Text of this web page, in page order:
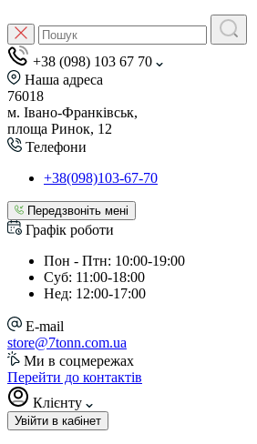
+38 (098) 103 67 70
Наша адреса
76018
м. Івано-Франківськ,
площа Ринок, 12
Телефони
+38(098)103-67-70
Передзвоніть мені
Графік роботи
Пон - Птн: 10:00-19:00
Суб: 11:00-18:00
Нед: 12:00-17:00
E-mail
store@7tonn.com.ua
Ми в соцмережах
Перейти до контактів
Клієнту
Увійти в кабінет